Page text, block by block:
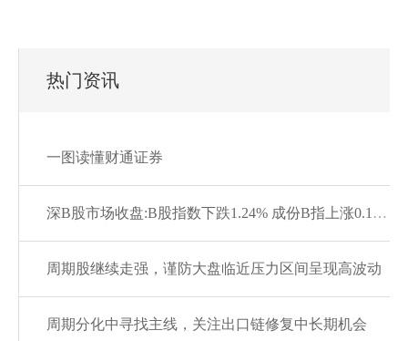
热门资讯
一图读懂财通证券
深B股市场收盘:B股指数下跌1.24% 成份B指上涨0.13%
周期股继续走强，谨防大盘临近压力区间呈现高波动
周期分化中寻找主线，关注出口链修复中长期机会